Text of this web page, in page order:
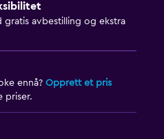
gratis avbestilling og ekstra
ennå? Opprett et pris
priser.